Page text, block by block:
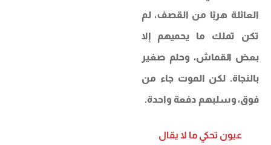
العائلة هربًا من القصف، لم
تكن تملك ما يحميهم إلا
بعض القماش، وحلم صغير
بالنجاة. لكن الموت جاء من
فوق، وسلبهم دفعة واحدة.
عيون تحكي ما لا يقال